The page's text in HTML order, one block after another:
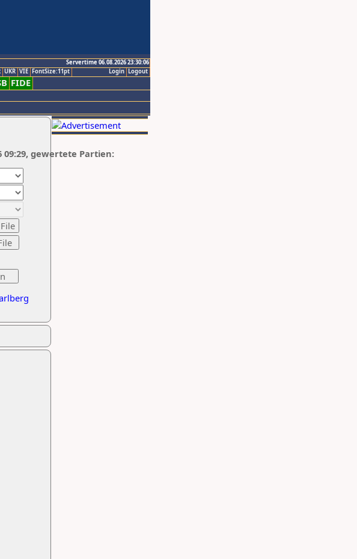
Servertime 06.08.2026 23:30:06
Logout
Login
UKR VIE FontSize:11pt
FIDE
09:29, gewertete Partien: